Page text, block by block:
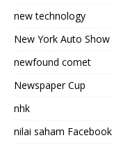
new technology
New York Auto Show
newfound comet
Newspaper Cup
nhk
nilai saham Facebook